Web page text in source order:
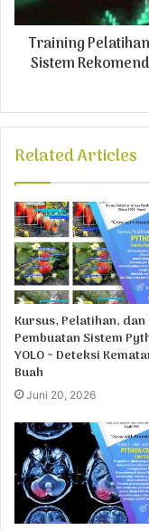
Training
Sistem
Related Articles
Kursus, Pelatihan, dan
Pembuatan Sistem
YOLO ~ Deteksi
Buah
Juni 20, 2026